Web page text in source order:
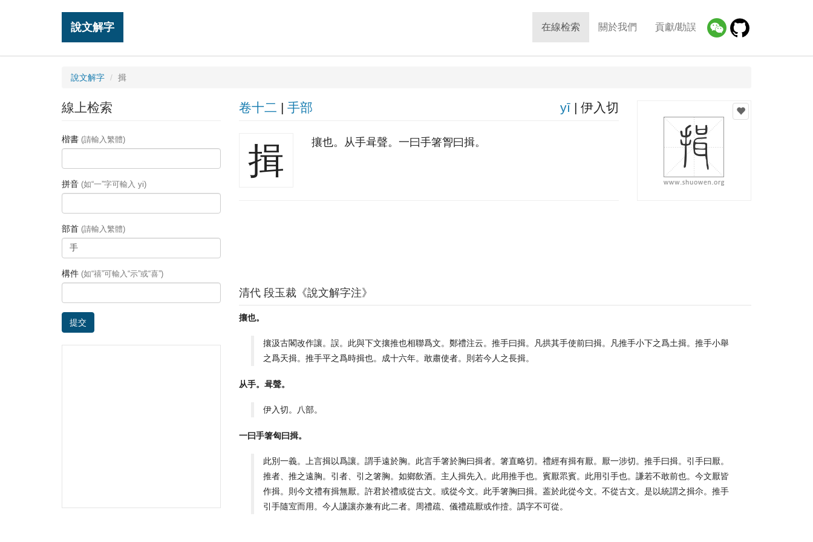
說文解字 在線检索 關於我們 貢獻/勘誤
說文解字 揖
卷十二 | 手部 yī| 伊入切
揖 攘也。从手咠聲。一曰手箸胷曰揖。
清代 段玉裁《說文解字注》
攘也。
攘汲古閣改作讓。誤。此與下文攘推也相聯爲文。鄭禮注云。推手曰揖。凡拱其手使前曰揖。凡推手小下之爲土揖。推手小舉
之爲天揖。推手平之爲時揖也。成十六年。敢肅使者。則若今人之長揖。
从手。咠聲。
伊入切。八部。
一曰手箸匈曰揖。
此別一義。上言揖以爲讓。謂手遠於胸。此言手箸於胸曰揖者。箸直略切。禮經有揖有厭。厭一涉切。推手曰揖。引手曰厭。
推者、推之遠胸。引者、引之箸胸。如鄉飲酒。主人揖先入。此用推手也。賓厭眔賓。此用引手也。謙若不敢前也。今文厭皆
作揖。則今文禮有揖無厭。許君於禮或從古文。或從今文。此手箸胸曰揖。葢於此從今文。不從古文。是以統謂之揖尒。推手
引手隨宐而用。今人謙讓亦兼有此二者。周禮疏、儀禮疏厭或作撎。譌字不可從。
線上检索
楷書 (請輸入繁體)
拼音 (如“一”字可輸入 yi)
部首 (請輸入繁體)
構件 (如“禧”可輸入“示”或“喜”)
提交